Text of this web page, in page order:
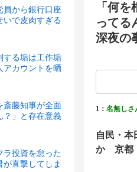
員から銀行口座
いで皮肉すぎる
する垢は工作垢
アカウントを晒
斎藤知事が全面
？」と存在意義
ラ投資を怠った
直撃してしま
「何
ってる
深夜の
1： 名無しさ
自民・
か 京都